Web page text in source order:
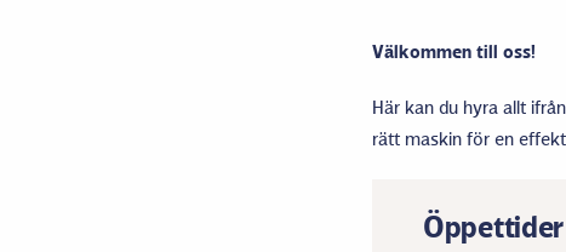
Välkommen till oss!
Här kan du hyra allt
rätt maskin för en
Öppettider